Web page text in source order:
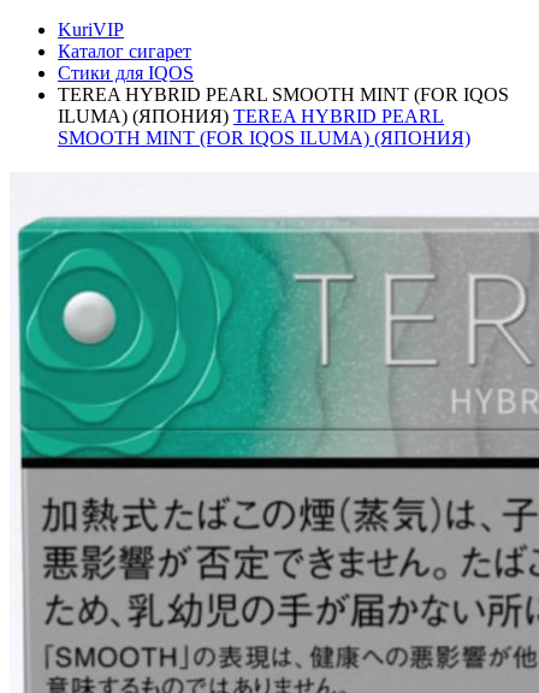
KuriVIP
Каталог сигарет
Стики для IQOS
TEREA HYBRID PEARL SMOOTH MINT (FOR IQOS
ILUMA) (ЯПОНИЯ) TEREA HYBRID PEARL
SMOOTH MINT (FOR IQOS ILUMA) (ЯПОНИЯ)